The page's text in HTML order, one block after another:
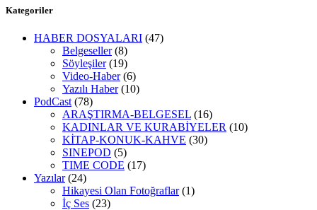
Kategoriler
HABER DOSYALARI (47)
Belgeseller(8)
Söyleşiler(19)
Video-Haber(6)
Yazılı Haber(10)
PodCast (78)
ARAŞTIRMA-BELGESEL (16)
KADINLAR VE KURABİYELER (10)
KİTAP-KONUK-KAHVE (30)
SINEPOD (5)
TIME CODE (17)
Yazılar(24)
Hikayesi Olan Fotoğraflar(1)
İç Ses (23)